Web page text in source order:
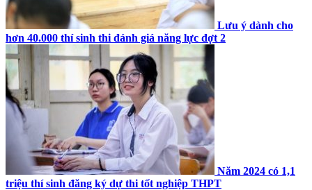
Lưu ý dành cho
hơn 40.000 thí sinh thi đánh giá năng lực đợt 2
Năm 2024 có 1,1
triệu thí sinh đăng ký dự thi tốt nghiệp THPT